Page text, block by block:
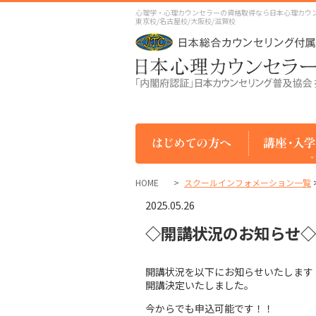
心理学・心理カウンセラーの資格取得なら日本心理カウ
東京校/名古屋校/大阪校/滋賀校
HOME スクールインフォメーション一覧
2025.05.26
◇開講状況のお知らせ
開講状況を以下にお知らせいたします
開講決定いたしました。
今からでも申込可能です！！